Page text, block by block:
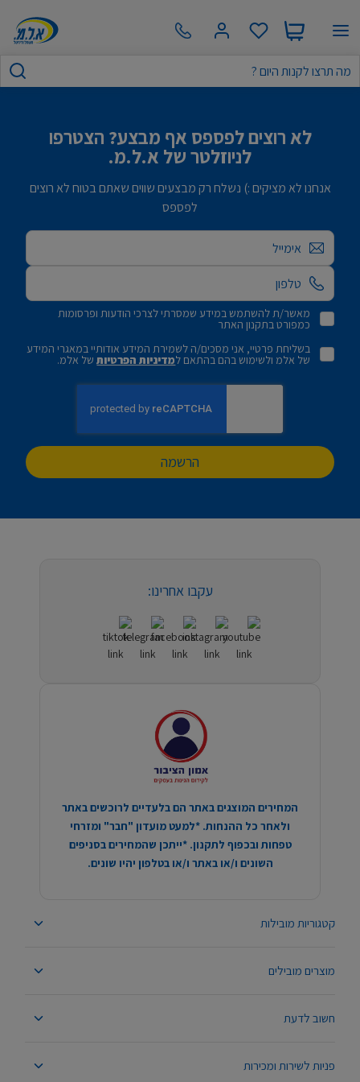
לא רוצים לפספס אף מבצע? הצטרפו
לניוזלטר של א.ל.מ.
אנחנו לא מציקים :) נשלח רק מבצעים שווים שאתם בטוח לא רוצים
לפספס
אימייל
מאשר/ת להשתמש במידע שמסרתי לצרכי הודעות ופרסומות
כמפורט בתקנון האתר
בשליחת פרטיי, אני מסכים/ה לשמירת המידע אודותיי במאגרי המידע
של אלמ ולשימוש בהם בהתאם למדיניות הפרטיותשל אלמ.
הרשמה
קטגוריות מובילות
מוצרים מובילים
חשוב לדעת
פניות לשירות ומכירות
עקבו אחרינו:
המחירים המוצגים באתר הם בלעדיים לרוכשים באתר
ולאחר כל ההנחות. *למעט מועדון "חבר" ומזרחי
טפחות ובכפוף לתקנון. *ייתכן שהמחירים בסניפים
השונים ו/או באתר ו/או בטלפון יהיו שונים.